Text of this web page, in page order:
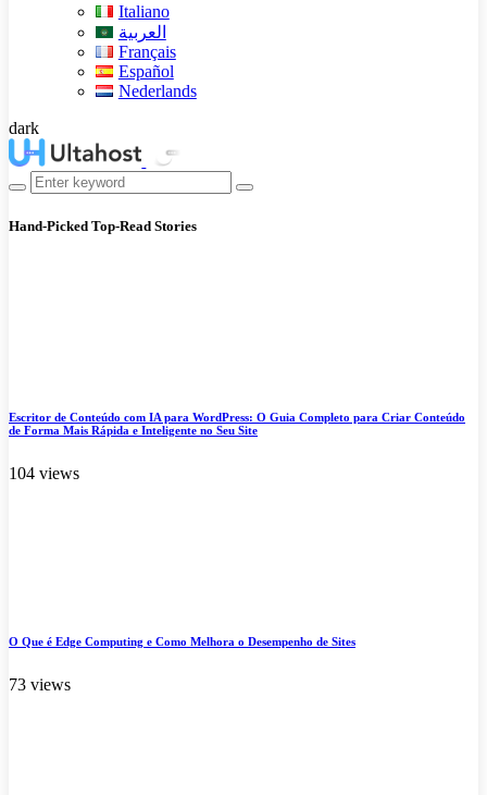
Italiano
العربية
Français
Español
Nederlands
dark
Hand-Picked Top-Read Stories
Escritor de Conteúdo com IA para WordPress: O Guia Completo para Criar Conteúdo
de Forma Mais Rápida e Inteligente no Seu Site
104 views
O Que é Edge Computing e Como Melhora o Desempenho de Sites
73 views